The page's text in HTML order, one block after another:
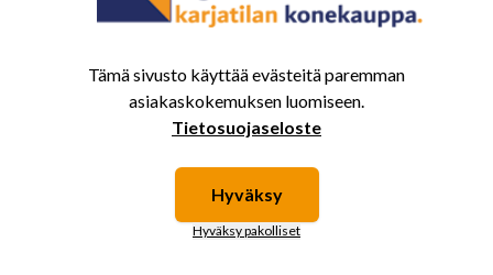
1
Tämä sivusto käyttää evästeitä paremman
asiakaskokemuksen luomiseen.
Tietosuojaseloste
Hyväksy
Hyväksy pakolliset